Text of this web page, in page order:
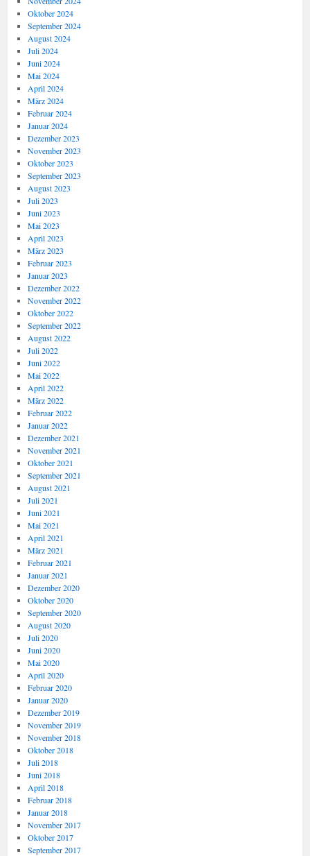
Oktober 2024
September 2024
August 2024
Juli 2024
Juni 2024
Mai 2024
April 2024
März 2024
Februar 2024
Januar 2024
Dezember 2023
November 2023
Oktober 2023
September 2023
August 2023
Juli 2023
Juni 2023
Mai 2023
April 2023
März 2023
Februar 2023
Januar 2023
Dezember 2022
November 2022
Oktober 2022
September 2022
August 2022
Juli 2022
Juni 2022
Mai 2022
April 2022
März 2022
Februar 2022
Januar 2022
Dezember 2021
November 2021
Oktober 2021
September 2021
August 2021
Juli 2021
Juni 2021
Mai 2021
April 2021
März 2021
Februar 2021
Januar 2021
Dezember 2020
Oktober 2020
September 2020
August 2020
Juli 2020
Juni 2020
Mai 2020
April 2020
Februar 2020
Januar 2020
Dezember 2019
November 2019
November 2018
Oktober 2018
Juli 2018
Juni 2018
April 2018
Februar 2018
Januar 2018
November 2017
Oktober 2017
September 2017